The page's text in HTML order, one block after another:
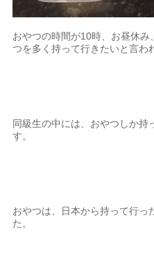
おやつの時間が10時、お昼休
つを多く持って行きたいと言わ
同級生の中には、おやつしか
す。
おやつは、日本から持って行っ
た。